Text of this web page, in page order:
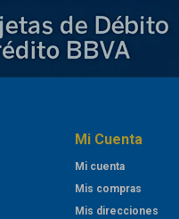
Mi Cuenta
Mi cuenta
Mis compras
Mis direcciones